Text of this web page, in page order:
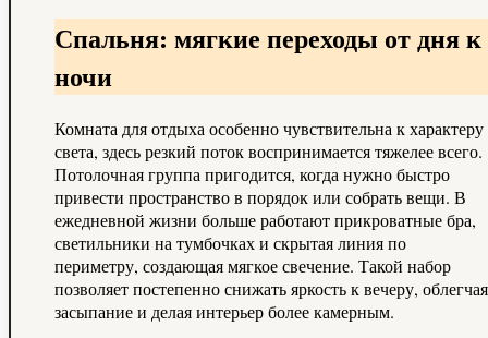
Спальня: мягкие переходы от дня к
ночи
Комната для отдыха особенно чувствительна к характеру
света, здесь резкий поток воспринимается тяжелее всего.
Потолочная группа пригодится, когда нужно быстро
привести пространство в порядок или собрать вещи. В
ежедневной жизни больше работают прикроватные бра,
светильники на тумбочках и скрытая линия по
периметру, создающая мягкое свечение. Такой набор
позволяет постепенно снижать яркость к вечеру, облегчая
засыпание и делая интерьер более камерным.